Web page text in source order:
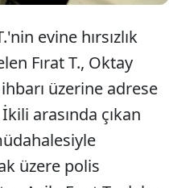
evine hırsızlık
Fırat T., Oktay
ihbarı üzerine adrese
arasında çıkan
üzere polis